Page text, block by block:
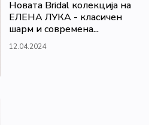
Новата Bridal колекција на
ЕЛЕНА ЛУКА - класичен
шарм и современа...
12.04.2024